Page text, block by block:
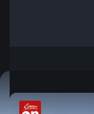
Etappen-